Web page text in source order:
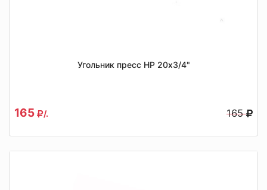
Угольник пресс НР 20x3/4"
165 /. 165